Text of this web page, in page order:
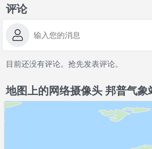
评论
目前还没有评论。抢先发表评论。
地图上的网络摄像头 邦普气象